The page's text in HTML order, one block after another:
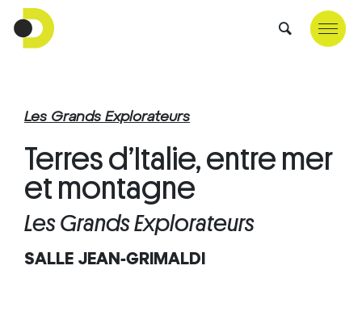
Terres d’Italie, entre mer
et montagne
Les Grands Explorateurs
Les Grands Explorateurs
SALLE JEAN-GRIMALDI